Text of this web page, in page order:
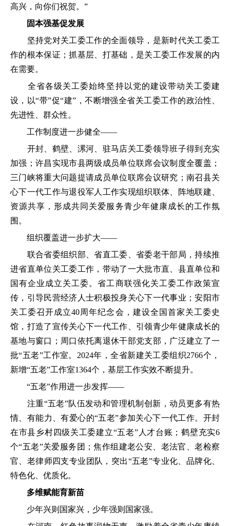
高兴，向你们祝贺。”
固本强基促发展
坚持党对关工委工作的全面领导，是新时代关工委工
作的根本保证；抓基层、打基础，是关工委工作发展的内
在需要。
全省各级关工委始终坚持以党的建设带动关工委建
设，以“带”促“建”，不断增强全省关工委工作的政治性、
先进性、群众性。
工作制度进一步健全——
开封、鹤壁、漯河、驻马店关工委领导班子得到充实
加强；许昌实现市县两级成员单位联席会议制度全覆盖；
三门峡将重大问题提请成员单位联席会议研究；南召县关
心下一代工作与退役军人工作实现组织联体、阵地联建、
资源共享，形成共同关爱服务青少年健康成长的工作氛
围。
组织覆盖进一步扩大——
联合省委组织部、省直工委、省委老干部局，持续推
进省直单位关工委工作，带动了一大批市直、县直单位和
国有企业成立关工委。省工商联强化关工委工作政策宣
传，引导民营经济人士积极投身关心下一代事业；安阳市
关工委召开成立40周年纪念会，建设全国首家关工委史
馆，打造了宣传关心下一代工作、引领青少年健康成长的
基地与窗口；周口依托离退休干部党支部，广泛建立了一
批“五老”工作室。2024年，全省新建关工委组织2766个，
新增“五老”工作室1364个，基层工作实效不断提升。
“五老”作用进一步发挥——
注重“五老”队伍发动和管理机制创新，动员更多有热
情、有能力、有爱心的“五老”参加关心下一代工作。开封
在市县乡村四级关工委建立“五老”人才台账；鹤壁充实6
个“五老”关爱服务团；焦作组建老公安、老法官、老检察
官、老律师四支专业团队，突出“五老”专业化、品牌化、
特色化、优质化。
多维赋能育新苗
少年兴则国家兴，少年强则国家强。